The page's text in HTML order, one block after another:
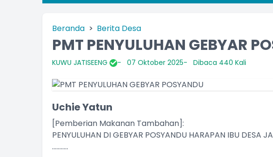
Beranda Berita Desa
PMT PENYULUHAN GEBYAR
KUWU JATISEENG 07 Oktober 2025 Dibaca 440 Kali
Uchie Yatun
[Pemberian Makanan Tambahan]:
PENYULUHAN DI GEBYAR POSYANDU HARAPAN IBU DESA
...........